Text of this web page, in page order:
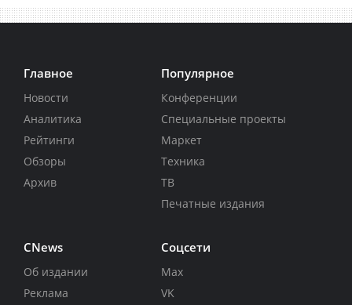
Главное
Новости
Аналитика
Рейтинги
Обзоры
Архив
Популярное
Конференции
Специальные проекты
Маркет
Техника
ТВ
Печатные издания
CNews
Об издании
Реклама
Соцсети
Max
VK